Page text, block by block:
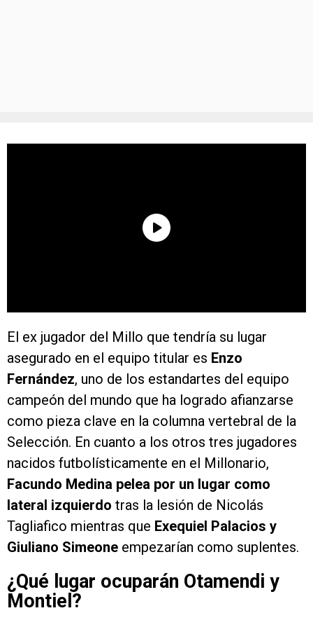
El ex jugador del Millo que tendría su lugar
asegurado en el equipo titular es Enzo
Fernández, uno de los estandartes del equipo
campeón del mundo que ha logrado afianzarse
como pieza clave en la columna vertebral de la
Selección. En cuanto a los otros tres jugadores
nacidos futbolísticamente en el Millonario,
Facundo Medina pelea por un lugar como
lateral izquierdo tras la lesión de Nicolás
Tagliafico mientras que Exequiel Palacios y
Giuliano Simeone empezarían como suplentes.
¿Qué lugar ocuparán Otamendi y
Montiel?